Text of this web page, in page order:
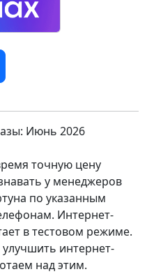
Июнь 2026
точную цену
у менеджеров
по указанным
Интернет-
в тестовом режиме.
интернет-
над этим.